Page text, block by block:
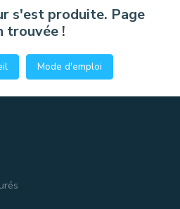
s'est produite. Page
trouvée !
Mode d'emploi